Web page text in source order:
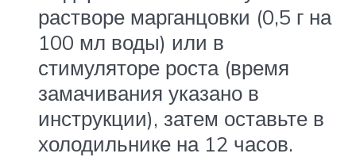
растворе марганцовки (0,5 г на
100 мл воды) или в
стимуляторе роста (время
замачивания указано в
инструкции), затем оставьте в
холодильнике на 12 часов.